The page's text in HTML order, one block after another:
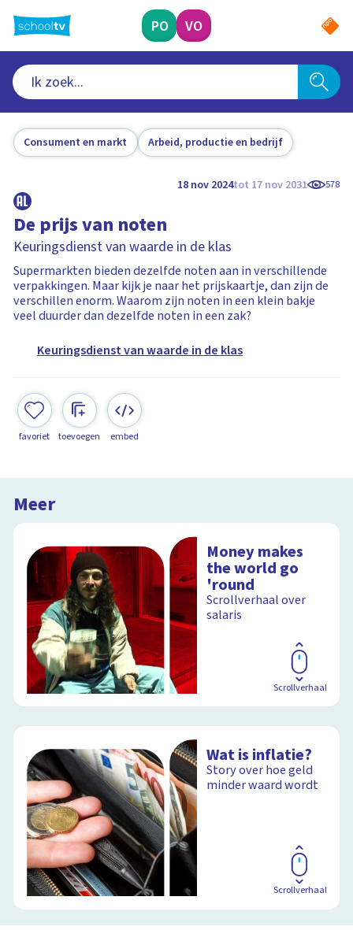
naar
hoofdinhoud
PO VO
Consument en markt Arbeid, productie en bedrijf
18 nov 2024tot 17 nov 2031 578
De prijs van noten
Keuringsdienst van waarde in de klas
Supermarkten bieden dezelfde noten aan in verschillende
verpakkingen. Maar kijk je naar het prijskaartje, dan zijn de
verschillen enorm. Waarom zijn noten in een klein bakje
veel duurder dan dezelfde noten in een zak?
Keuringsdienst van waarde in de klas
favoriet toevoegen embed
Meer
Money makes
the world go
'round
Scrollverhaal over
salaris
Scrollverhaal
Wat is inflatie?
Story over hoe geld
minder waard wordt
Scrollverhaal